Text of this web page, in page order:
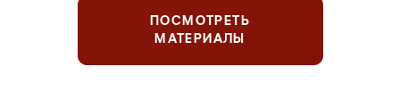
ПОСМОТРЕТЬ
МАТЕРИАЛЫ